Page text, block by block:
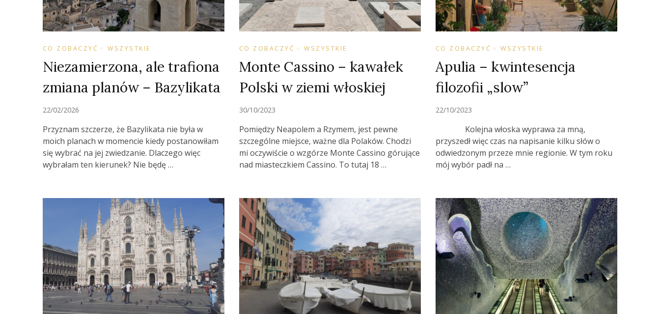
CO ZOBACZYĆ WSZYSTKIE
Niezamierzona, ale trafiona
zmiana planów – Bazylikata
22/02/2026
Przyznam szczerze, że Bazylikata nie była w
moich planach w momencie kiedy postanowiłam
się wybrać na jej zwiedzanie. Dlaczego więc
wybrałam ten kierunek? Nie będę …
CO ZOBACZYĆ WSZYSTKIE
Monte Cassino – kawałek
Polski w ziemi włoskiej
30/10/2023
Pomiędzy Neapolem a Rzymem, jest pewne
szczególne miejsce, ważne dla Polaków. Chodzi
mi oczywiście o wzgórze Monte Cassino górujące
nad miasteczkiem Cassino. To tutaj 18 …
CO ZOBACZYĆ WSZYSTKIE
Apulia – kwintesencja
filozofii „slow”
22/10/2023
Kolejna włoska wyprawa za mną,
przyszedł więc czas na napisanie kilku słów o
odwiedzonym przeze mnie regionie. W tym roku
mój wybór padł na …